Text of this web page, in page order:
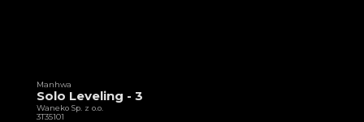
Manhwa
Solo Leveling - 3
Waneko Sp. z o.o.
3T35101